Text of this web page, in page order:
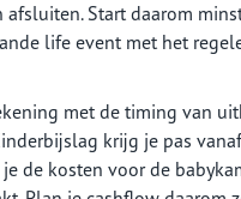
afsluiten. Start daarom
life event met het
met de timing van
krijg je pas
de kosten voor de